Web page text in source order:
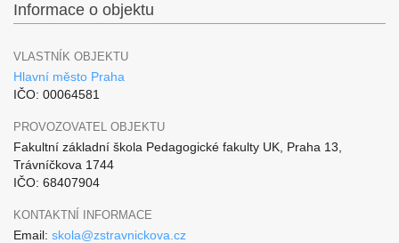
Informace o objektu
VLASTNÍK OBJEKTU
Hlavní město Praha
IČO: 00064581
PROVOZOVATEL OBJEKTU
Fakultní základní škola Pedagogické fakulty UK, Praha 13,
Trávníčkova 1744
IČO: 68407904
KONTAKTNÍ INFORMACE
Email: skola@zstravnickova.cz